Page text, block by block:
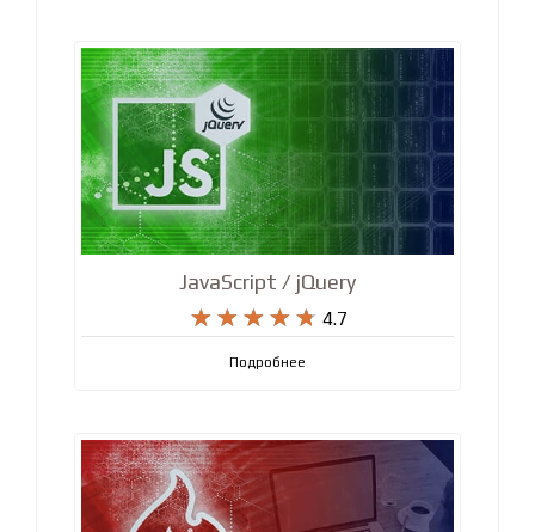
JavaScript / jQuery
    
     4.7
Подробнее